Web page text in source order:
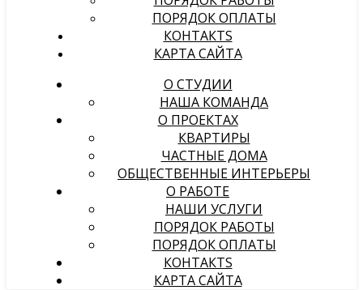
ПОРЯДОК ОПЛАТЫ
КОНТАКТS
КАРТА САЙТА
О СТУДИИ
НАША КОМАНДА
О ПРОЕКТАХ
КВАРТИРЫ
ЧАСТНЫЕ ДОМА
ОБЩЕСТВЕННЫЕ ИНТЕРЬЕРЫ
О РАБОТЕ
НАШИ УСЛУГИ
ПОРЯДОК РАБОТЫ
ПОРЯДОК ОПЛАТЫ
КОНТАКТS
КАРТА САЙТА